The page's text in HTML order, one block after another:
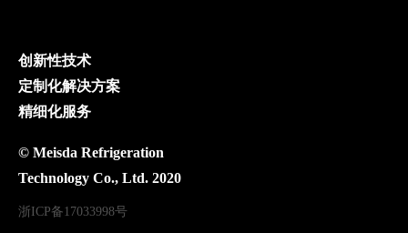
创新性技术
定制化解决方案
精细化服务
© Meisda Refrigeration
Technology Co., Ltd. 2020
浙ICP备17033998号